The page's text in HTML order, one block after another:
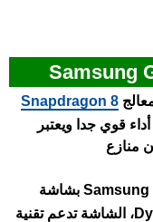
Snapdragon 8
يقدم أداء قوي جدا ويعتبر
يأتي هاتف Samsung Z Fold 5 بشاشة